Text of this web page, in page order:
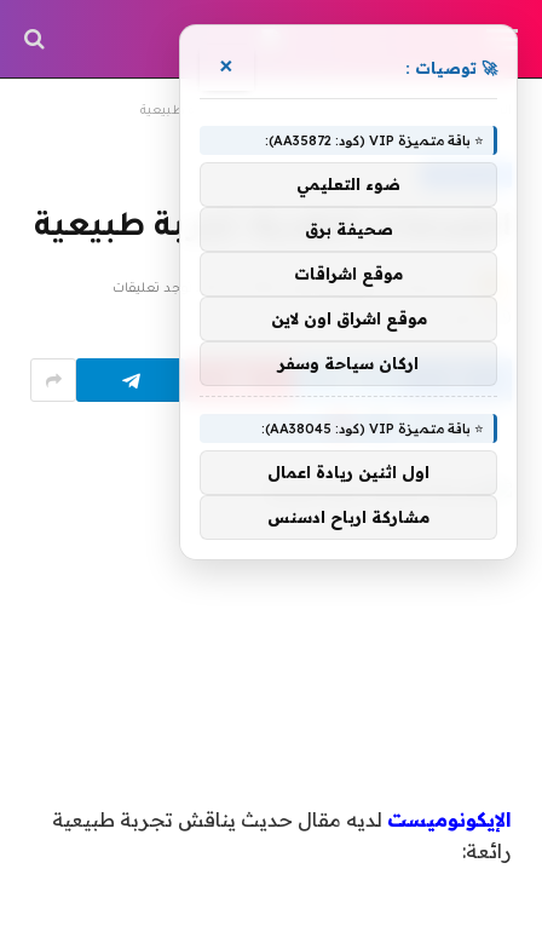
الصدمات النقدية: تجربة طبيعية
الصدمات النقدية: تجربة طبيعية
shrgiah لا توجد تعليقات
3 زيارة
Follow Us
News
الإيكونوميست لديه مقال حديث يناقش تجربة طبيعية
رائعة:
🚀 توصيات : ×
⭐ باقة متميزة VIP (كود: AA35872):
ضوء التعليمي
صحيفة برق
موقع اشراقات
موقع اشراق اون لاين
اركان سياحة وسفر
⭐ باقة متميزة VIP (كود: AA38045):
اول اثنين ريادة اعمال
مشاركة ارباح ادسنس